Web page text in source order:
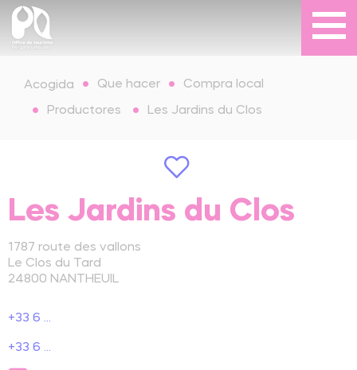
Acogida Que hacer Compra local
Productores Les Jardins du Clos
Les Jardins du Clos
1787 route des vallons
Le Clos du Tard
24800 NANTHEUIL
+33 6 ...
+33 6 ...